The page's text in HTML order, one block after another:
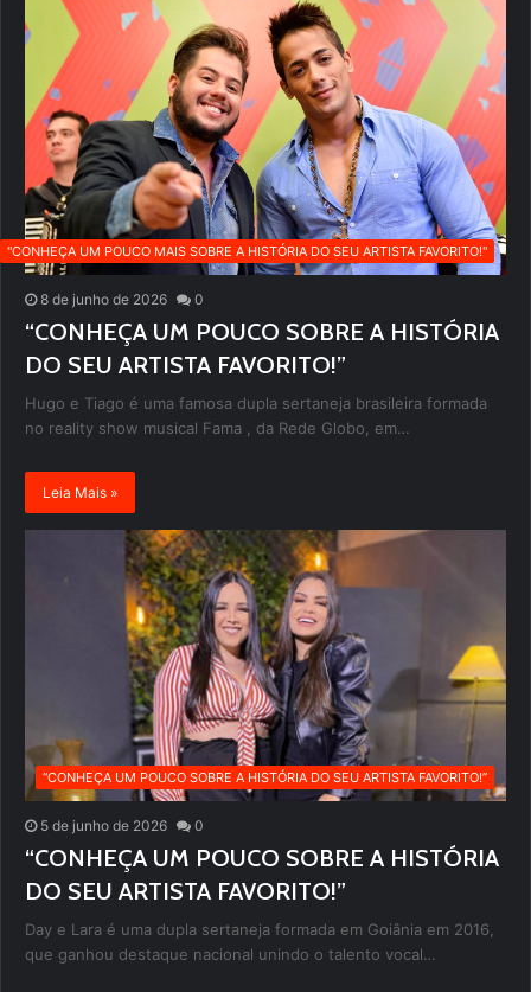
''CONHEÇA UM POUCO MAIS SOBRE A HISTÓRIA DO SEU ARTISTA FAVORITO!''
8 de junho de 2026 0
“CONHEÇA UM POUCO SOBRE A HISTÓRIA
DO SEU ARTISTA FAVORITO!”
Hugo e Tiago é uma famosa dupla sertaneja brasileira formada
no reality show musical Fama , da Rede Globo, em…
Leia Mais »
“CONHEÇA UM POUCO SOBRE A HISTÓRIA DO SEU ARTISTA FAVORITO!”
5 de junho de 2026 0
“CONHEÇA UM POUCO SOBRE A HISTÓRIA
DO SEU ARTISTA FAVORITO!”
Day e Lara é uma dupla sertaneja formada em Goiânia em 2016,
que ganhou destaque nacional unindo o talento vocal…